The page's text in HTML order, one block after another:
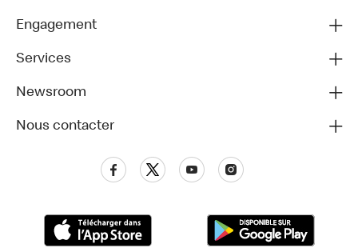
Engagement
Services
Newsroom
Nous contacter